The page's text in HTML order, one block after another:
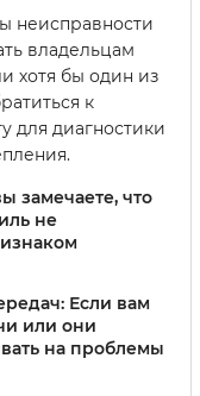
неисправности
владельцам
хотя бы один из
к
для диагностики
замечаете, что
не
Если вам
или они
на проблемы